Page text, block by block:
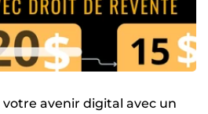
avenir digital avec un